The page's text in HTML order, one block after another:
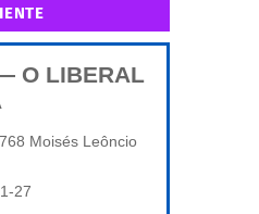
O LIBERAL
Moisés Leôncio
27